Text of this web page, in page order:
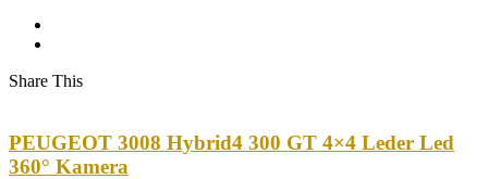
Share This
PEUGEOT 3008 Hybrid4 300 GT 4×4 Leder Led
360° Kamera